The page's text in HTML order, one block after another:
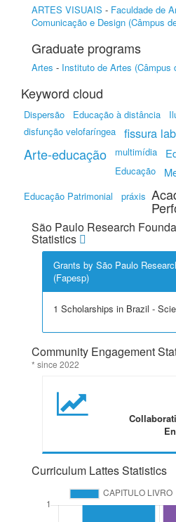
ARTES VISUAIS - Faculdade de
Comunicação e Design (Câmpus
Graduate programs
Artes - Instituto de Artes (Câmpus
Keyword cloud
Dispersão Educação à distância
disfunção velofaríngea
fissura
Arte-educação multimídia
Educação
Educação Patrimonial práxis
São Paulo Research
Statistics
Grants by São Paulo
(Fapesp)
1 Scholarships in Brazil -
Community Engagement
* since 2022
Curriculum Lattes Statistics